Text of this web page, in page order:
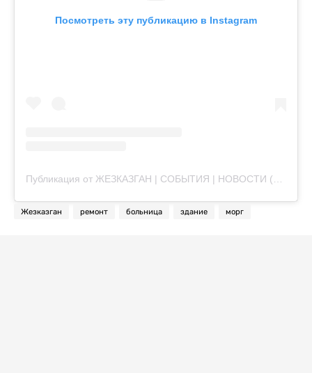
Посмотреть эту публикацию в Instagram
Публикация от ЖЕЗКАЗГАН | СОБЫТИЯ | НОВОСТИ (@etozhez)
Жезказган ремонт больница здание морг